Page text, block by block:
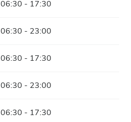
06:30 - 17:30
06:30 - 23:00
06:30 - 17:30
06:30 - 23:00
06:30 - 17:30